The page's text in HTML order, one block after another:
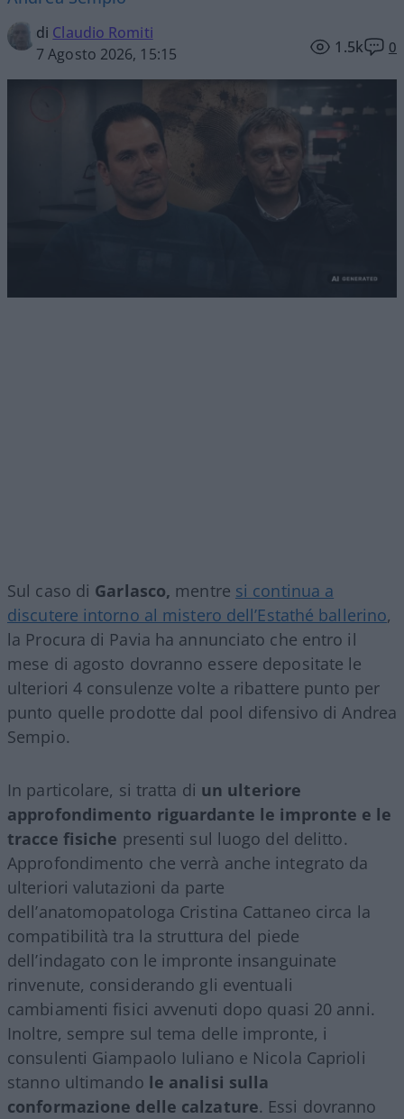
di Claudio Romiti
7 Agosto 2026, 15:15
1.5k 0
Sul caso di Garlasco, mentre si continua a
discutere intorno al mistero dell’Estathé ballerino,
la Procura di Pavia ha annunciato che entro il
mese di agosto dovranno essere depositate le
ulteriori 4 consulenze volte a ribattere punto per
punto quelle prodotte dal pool difensivo di Andrea
Sempio.
In particolare, si tratta di un ulteriore
approfondimento riguardante le impronte e le
tracce fisiche presenti sul luogo del delitto.
Approfondimento che verrà anche integrato da
ulteriori valutazioni da parte
dell’anatomopatologa Cristina Cattaneo circa la
compatibilità tra la struttura del piede
dell’indagato con le impronte insanguinate
rinvenute, considerando gli eventuali
cambiamenti fisici avvenuti dopo quasi 20 anni.
Inoltre, sempre sul tema delle impronte, i
consulenti Giampaolo Iuliano e Nicola Caprioli
stanno ultimando le analisi sulla
conformazione delle calzature. Essi dovranno